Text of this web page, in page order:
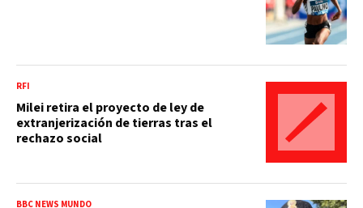
RFI
Milei retira el proyecto de ley de
extranjerización de tierras tras el
rechazo social
BBC NEWS MUNDO